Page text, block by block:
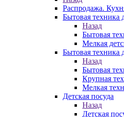
Распродажа.
Бытовая техника
Назад
Бытовая
Мелкая
Бытовая техника
Назад
Бытовая
Крупная
Мелкая
Детская посуда
Назад
Детская